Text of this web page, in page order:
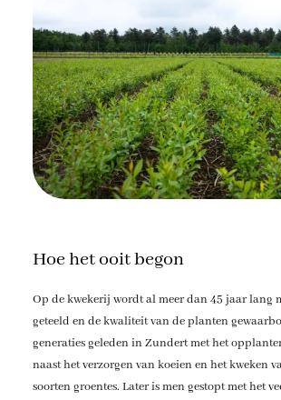
Hoe het ooit begon
Op de kwekerij wordt al meer dan 45 jaar lang
geteeld en de kwaliteit van de planten
generaties geleden in Zundert met het
naast het verzorgen van koeien en het kweken
soorten groentes. Later is men gestopt met het